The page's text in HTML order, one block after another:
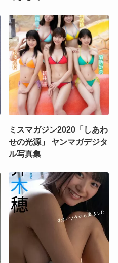
ミスマガジン2020「しあわ
せの光源」 ヤンマガデジタ
ル写真集